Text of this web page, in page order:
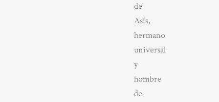
de
Asís,
hermano
universal
y
hombre
de